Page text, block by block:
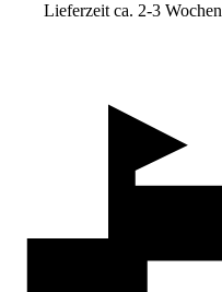
Lieferzeit ca. 2-3 Wochen